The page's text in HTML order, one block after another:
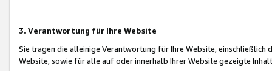
3. Verantwortung für Ihre Website
Sie tragen die alleinige Verantwortung für Ihre Website,
Website, sowie für alle auf oder innerhalb Ihrer Website gezeigte